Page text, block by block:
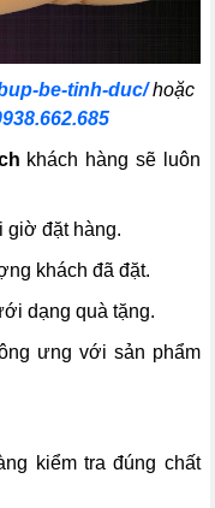
be-tinh-duc/hoặc
khách hàng sẽ luôn
giờ đặt hàng.
khách đã đặt.
dạng quà tặng.
ưng với sản phẩm
kiểm tra đúng chất